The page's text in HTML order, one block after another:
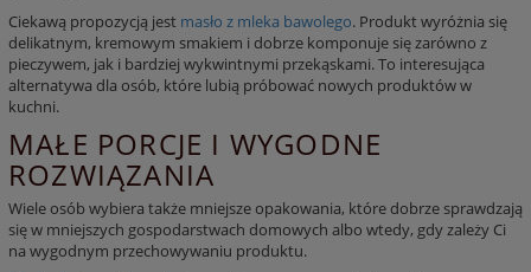
Ciekawą propozycją jest masło z mleka bawolego. Produkt wyróżnia się
delikatnym, kremowym smakiem i dobrze komponuje się zarówno z
pieczywem, jak i bardziej wykwintnymi przekąskami. To interesująca
alternatywa dla osób, które lubią próbować nowych produktów w
kuchni.
MAŁE PORCJE I WYGODNE
ROZWIĄZANIA
Wiele osób wybiera także mniejsze opakowania, które dobrze sprawdzają
się w mniejszych gospodarstwach domowych albo wtedy, gdy zależy Ci
na wygodnym przechowywaniu produktu.